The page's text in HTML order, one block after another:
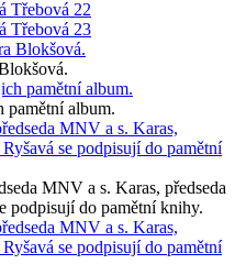
pamětní album.
MNV a s. Karas, předseda
podpisují do pamětní knihy.